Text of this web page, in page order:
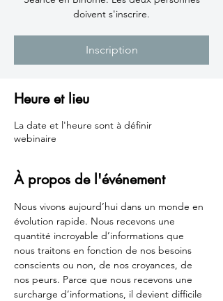
doivent s'inscrire.
Inscription
Heure et lieu
La date et l'heure sont à définir
webinaire
À propos de l'événement
Nous vivons aujourd’hui dans un monde en
évolution rapide. Nous recevons une
quantité incroyable d’informations que
nous traitons en fonction de nos besoins
conscients ou non, de nos croyances, de
nos peurs. Parce que nous recevons une
surcharge d’informations, il devient difficile